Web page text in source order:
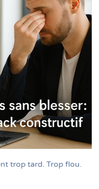
trop tard. Trop flou.